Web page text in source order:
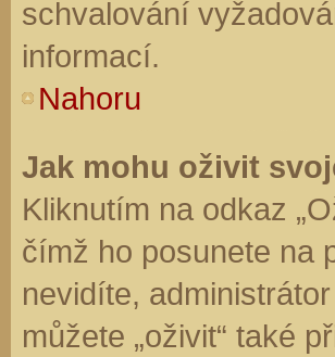
schvalování
informací.
Nahoru
Jak mohu oživit
Kliknutím na odkaz
čímž ho posunete na
nevidíte,
můžete „oživit“ také